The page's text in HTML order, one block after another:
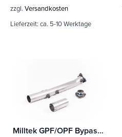
zzgl. Versandkosten
Lieferzeit: ca. 5-10 Werktage
Milltek GPF/OPF Bypass Ford Fiesta Mk8 ST 1.5 EcoBoost 200PS (Bis Baujahr Sept 2020 Modelle)